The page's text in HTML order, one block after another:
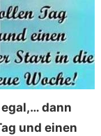
dann
und einen